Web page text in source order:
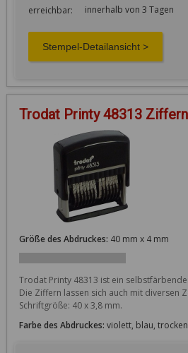
erreichbar: innerhalb von 3 Tagen
Trodat Printy 48313
Größe des Abdruckes: 40 mm x 4 mm
Trodat Printy 48313 ist ein
Die Ziffern lassen sich auch mit diversen
Schriftgröße: 40 x 3,8 mm.
Farbe des Abdruckes: violett, blau,